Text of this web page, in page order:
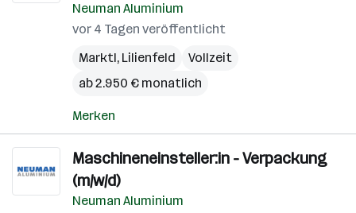
Neuman Aluminium
vor 4 Tagen veröffentlicht
Marktl, Lilienfeld
Vollzeit
ab 2.950 € monatlich
Merken
Maschineneinsteller:in - Verpackung
(m/w/d)
Neuman Aluminium